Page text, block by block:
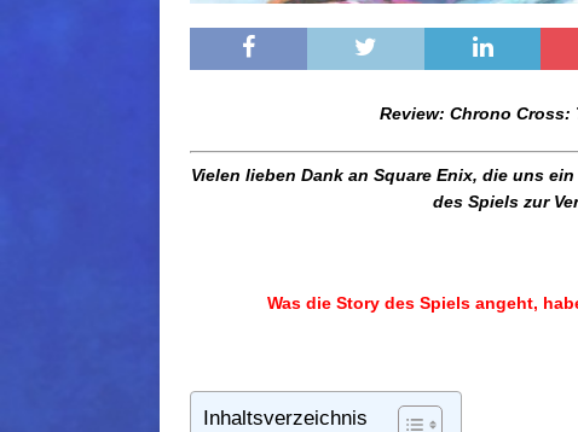
Review:Chrono Cross:
Vielen lieben Dank an Square Enix, die uns
des Spiels zur
Was die Story des Spiels angeht,
Inhaltsverzeichnis